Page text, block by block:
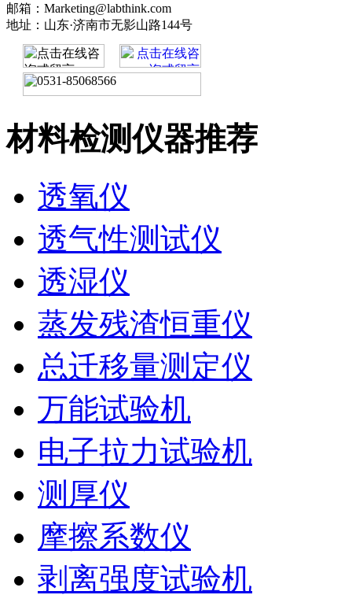
邮箱：Marketing@labthink.com
地址：山东·济南市无影山路144号
材料检测仪器推荐
透氧仪
透气性测试仪
透湿仪
蒸发残渣恒重仪
总迁移量测定仪
万能试验机
电子拉力试验机
测厚仪
摩擦系数仪
剥离强度试验机